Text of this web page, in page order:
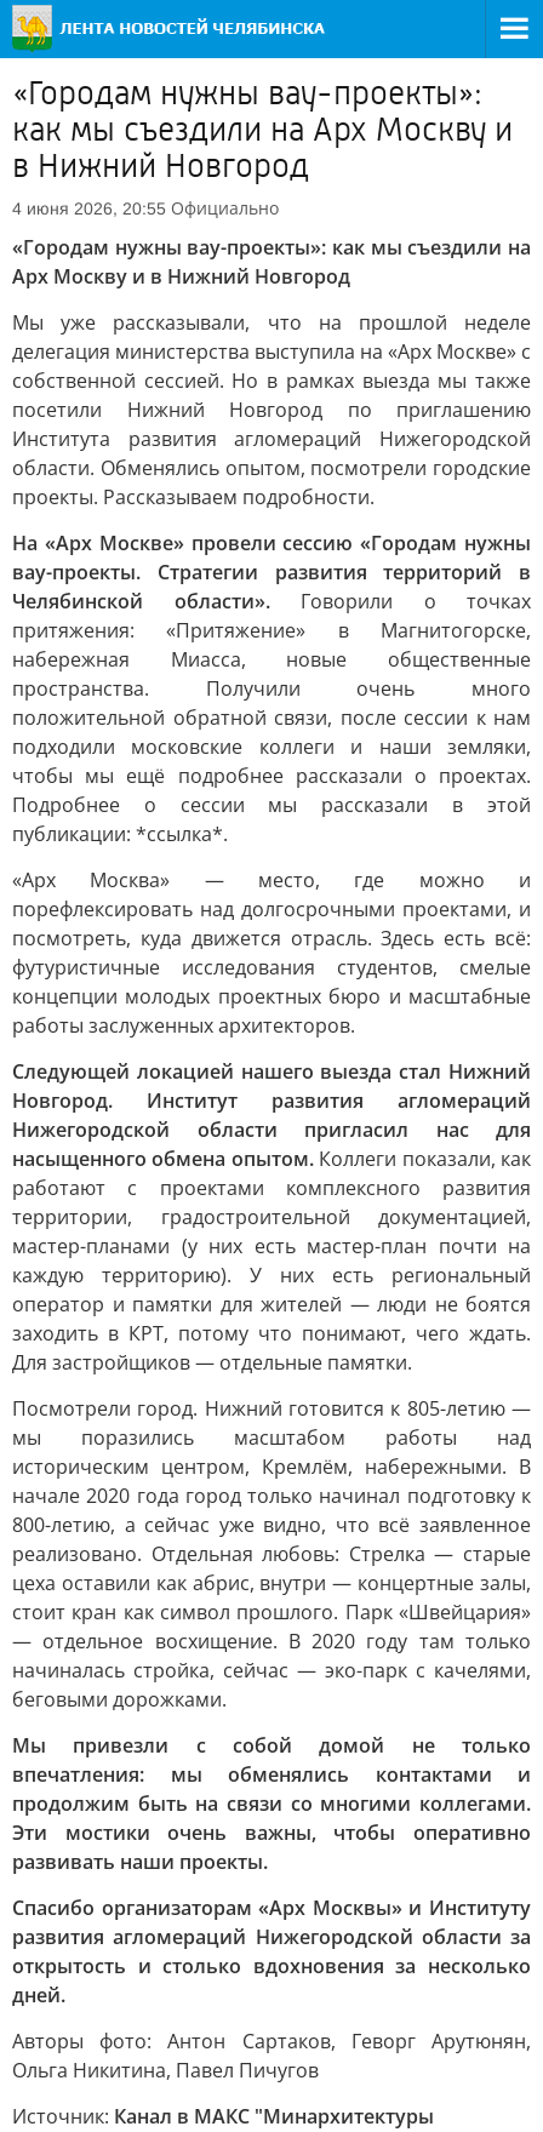
«Городам нужны вау-проекты»:
как мы съездили на Арх Москву и
в Нижний Новгород
4 июня 2026, 20:55 Официально
«Городам нужны вау-проекты»: как мы съездили на
Арх Москву и в Нижний Новгород
Мы уже рассказывали, что на прошлой неделе
делегация министерства выступила на «Арх Москве» с
собственной сессией. Но в рамках выезда мы также
посетили Нижний Новгород по приглашению
Института развития агломераций Нижегородской
области. Обменялись опытом, посмотрели городские
проекты. Рассказываем подробности.
На «Арх Москве» провели сессию «Городам нужны
вау-проекты. Стратегии развития территорий в
Челябинской области».Говорили о точках
притяжения: «Притяжение» в Магнитогорске,
набережная Миасса, новые общественные
пространства. Получили очень много
положительной обратной связи, после сессии к нам
подходили московские коллеги и наши земляки,
чтобы мы ещё подробнее рассказали о проектах.
Подробнее о сессии мы рассказали в этой
публикации: *ссылка*.
«Арх Москва» — место, где можно и
порефлексировать над долгосрочными проектами, и
посмотреть, куда движется отрасль. Здесь есть всё:
футуристичные исследования студентов, смелые
концепции молодых проектных бюро и масштабные
работы заслуженных архитекторов.
Следующей локацией нашего выезда стал Нижний
Новгород. Институт развития агломераций
Нижегородской области пригласил нас для
насыщенного обмена опытом.Коллеги показали, как
работают с проектами комплексного развития
территории, градостроительной документацией,
мастер-планами (у них есть мастер-план почти на
каждую территорию). У них есть региональный
оператор и памятки для жителей — люди не боятся
заходить в КРТ, потому что понимают, чего ждать.
Для застройщиков — отдельные памятки.
Посмотрели город. Нижний готовится к 805-летию —
мы поразились масштабом работы над
историческим центром, Кремлём, набережными. В
начале 2020 года город только начинал подготовку к
800-летию, а сейчас уже видно, что всё заявленное
реализовано. Отдельная любовь: Стрелка — старые
цеха оставили как абрис, внутри — концертные залы,
стоит кран как символ прошлого. Парк «Швейцария»
— отдельное восхищение. В 2020 году там только
начиналась стройка, сейчас — эко-парк с качелями,
беговыми дорожками.
Мы привезли с собой домой не только
впечатления: мы обменялись контактами и
продолжим быть на связи со многими коллегами.
Эти мостики очень важны, чтобы оперативно
развивать наши проекты.
Спасибо организаторам «Арх Москвы» и Институту
развития агломераций Нижегородской области за
открытость и столько вдохновения за несколько
дней.
Авторы фото: Антон Сартаков, Геворг Арутюнян,
Ольга Никитина, Павел Пичугов
Источник: Канал в МАКС "Минархитектуры